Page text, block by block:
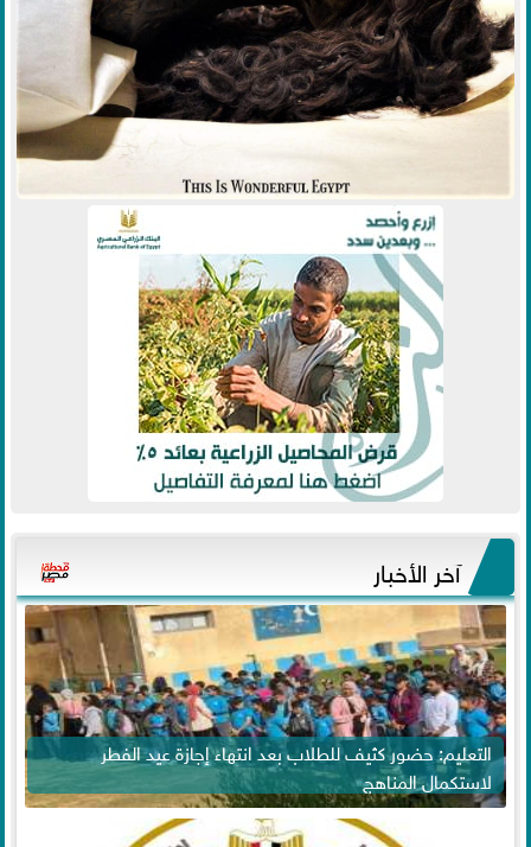
آخر الأخبار
التعليم: حضور كثيف للطلاب بعد انتهاء إجازة عيد الفطر
لاستكمال المناهج